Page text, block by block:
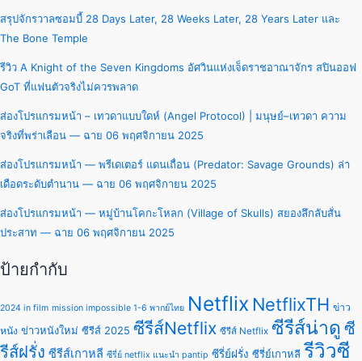
สรุปจักรวาลซอมบี้ 28 Days Later, 28 Weeks Later, 28 Years Later และ
The Bone Temple
รีวิว A Knight of the Seven Kingdoms อัศวินแห่งเจ็ดราชอาณาจักร สปินออฟ
GoT ที่แฟนตัวจริงไม่ควรพลาด
ส่องโปรแกรมหน้า – เทวดาแบบใดห์ (Angel Protocol) | มนุษย์–เทวดา ความ
จริงที่พร่าเลือน — ฉาย 06 พฤศจิกายน 2025
ส่องโปรแกรมหน้า — พรีเดเตอร์ แดนเถื่อน (Predator: Savage Grounds) ล่า
เดือดระดับตำนาน — ฉาย 06 พฤศจิกายน 2025
ส่องโปรแกรมหน้า — หมู่บ้านโคกะโหลก (Village of Skulls) สยองลึกลับสั่น
ประสาท — ฉาย 06 พฤศจิกายน 2025
ป้ายกำกับ
2024 in film mission impossible 1-6 พากย์ไทย Netflix NetflixTH ข่าว
หนัง ข่าวหนังใหม่ ซีรีส์ 2025 ซีรีส์Netflix ซีรีส์ Netflix ซีรีส์น่าดู ซี
รีส์ฝรั่ง ซีรีส์เกาหลี ซีรี่ย์ netflix แนะนํา pantip ซีรี่ย์ฝรั่ง ซีรี่ย์เกาหลี รีวิวซี